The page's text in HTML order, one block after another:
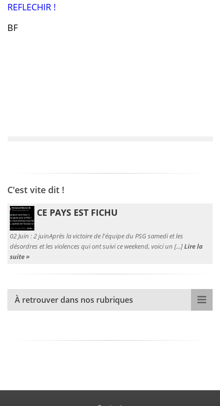
REFLECHIR !
BF
C'est vite dit !
CE PAYS EST FICHU
02 Juin :2 juinAprès la victoire de l'équipe du PSG samedi et les
désordres et les violences qui ont suivi ce weekend, voici un [...]Lire la
suite »
À retrouver dans nos rubriques